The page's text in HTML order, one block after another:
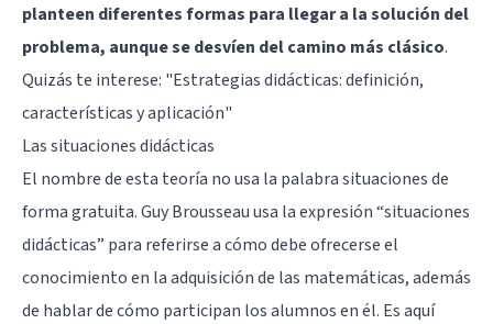
planteen diferentes formas para llegar a la solución del
problema, aunque se desvíen del camino más clásico.
Quizás te interese: "Estrategias didácticas: definición,
características y aplicación"
Las situaciones didácticas
El nombre de esta teoría no usa la palabra situaciones de
forma gratuita. Guy Brousseau usa la expresión “situaciones
didácticas” para referirse a cómo debe ofrecerse el
conocimiento en la adquisición de las matemáticas, además
de hablar de cómo participan los alumnos en él. Es aquí